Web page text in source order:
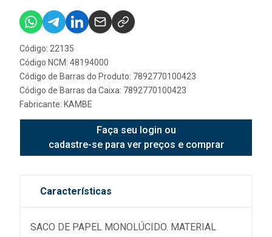
Código: 22135
Código NCM: 48194000
Código de Barras do Produto: 7892770100423
Código de Barras da Caixa: 7892770100423
Fabricante: KAMBE
Faça seu login ou
cadastre-se para ver preços e comprar
Características
SACO DE PAPEL MONOLÚCIDO. MATERIAL